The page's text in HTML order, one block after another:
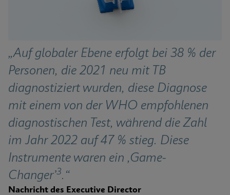
„Auf globaler Ebene erfolgt bei 38 % der
Personen, die 2021 neu mit TB
diagnostiziert wurden, diese Diagnose
mit einem von der WHO empfohlenen
diagnostischen Test, während die Zahl
im Jahr 2022 auf 47 % stieg. Diese
Instrumente waren ein ,Game-
Changer’3.“
Nachricht des Executive Director